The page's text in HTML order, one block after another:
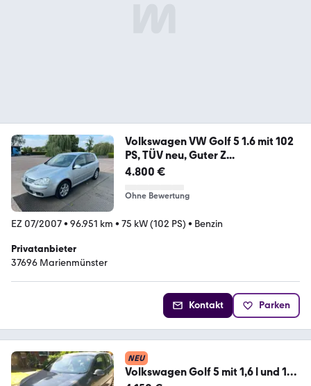
Volkswagen VW Golf 5 1.6 mit 102
PS, TÜV neu, Guter Z...
4.800 €
Ohne Bewertung
EZ 07/2007• 96.951 km • 75 kW (102 PS) • Benzin
Privatanbieter
37696 Marienmünster
Kontakt Parken
NEU
Volkswagen Golf 5 mit 1,6 l und 102